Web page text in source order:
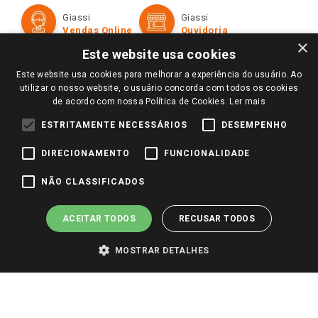
Televendas
Perguntas frequentes
Trabalhe Conosco
Identidade Visual
Formas de Pagamento
Políticas de entrega
Trocas e Devoluções
Giassi
Vendas Online
Giassi
Ouvidoria
Redes Sociais
Pagamento e Segurança
×
Este website usa cookies
Este website usa cookies para melhorar a experiência do usuário. Ao
utilizar o nosso website, o usuário concorda com todos os cookies
de acordo com nossa Política de Cookies. Ler mais
ESTRITAMENTE NECESSÁRIOS DESEMPENHO
DIRECIONAMENTO FUNCIONALIDADE
NÃO CLASSIFICADOS
ACEITAR TODOS RECUSAR TODOS
MOSTRAR DETALHES